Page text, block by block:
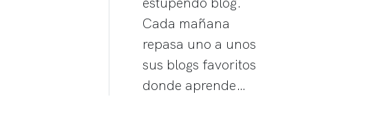
Cada mañana
repasa uno a unos
sus blogs favoritos
donde aprende…